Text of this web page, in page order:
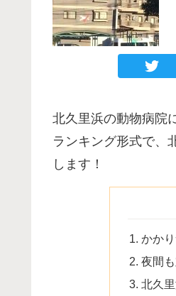
北久里浜の動物病院
ランキング形式で、
します！
かか
夜間
北久